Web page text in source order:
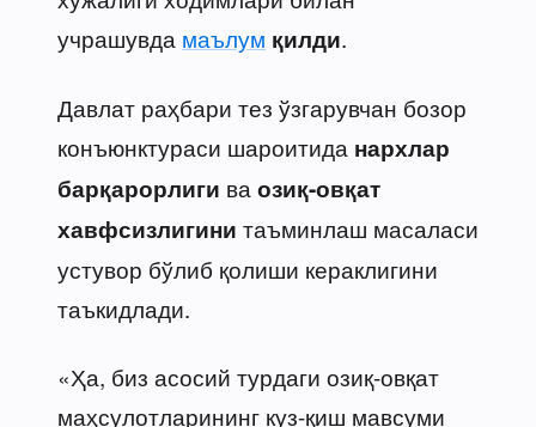
учрашувда маълум қилди.
Давлат раҳбари тез ўзгарувчан бозор
конъюнктураси шароитида нархлар
барқарорлиги ва озиқ-овқат
хавфсизлигини таъминлаш масаласи
устувор бўлиб қолиши кераклигини
таъкидлади.
«Ҳа, биз асосий турдаги озиқ-овқат
маҳсулотларининг куз-қиш мавсуми